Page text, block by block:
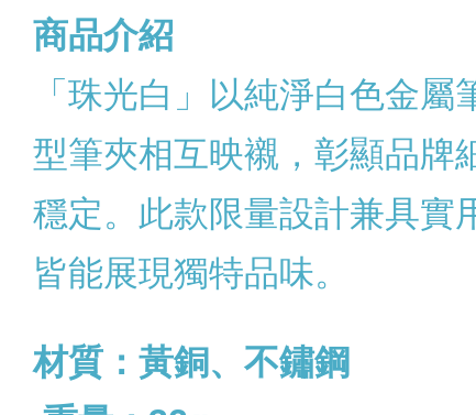
商品介紹
「珠光白」以純淨白色金
型筆夾相互映襯，彰顯品牌
穩定。此款限量設計兼具實
皆能展現獨特品味。
材質：黃銅、不鏽鋼